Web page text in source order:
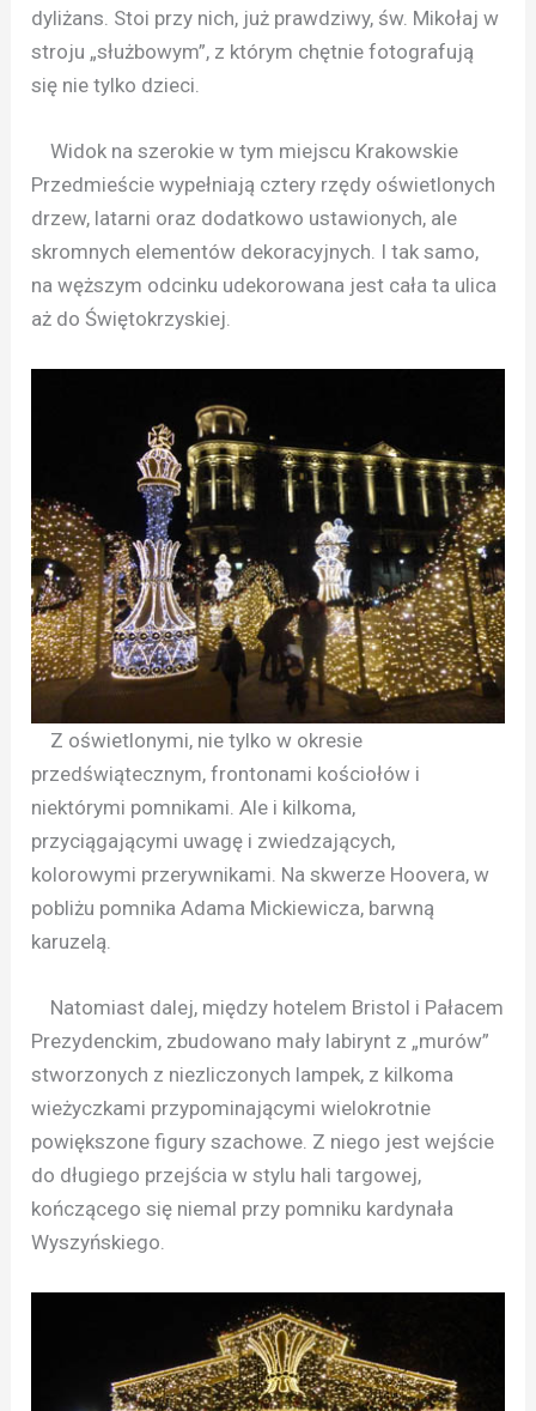
dyliżans. Stoi przy nich, już prawdziwy, św. Mikołaj w
stroju „służbowym”, z którym chętnie fotografują
się nie tylko dzieci.
Widok na szerokie w tym miejscu Krakowskie
Przedmieście wypełniają cztery rzędy oświetlonych
drzew, latarni oraz dodatkowo ustawionych, ale
skromnych elementów dekoracyjnych. I tak samo,
na węższym odcinku udekorowana jest cała ta ulica
aż do Świętokrzyskiej.
Z oświetlonymi, nie tylko w okresie
przedświątecznym, frontonami kościołów i
niektórymi pomnikami. Ale i kilkoma,
przyciągającymi uwagę i zwiedzających,
kolorowymi przerywnikami. Na skwerze Hoovera, w
pobliżu pomnika Adama Mickiewicza, barwną
karuzelą.
Natomiast dalej, między hotelem Bristol i Pałacem
Prezydenckim, zbudowano mały labirynt z „murów”
stworzonych z niezliczonych lampek, z kilkoma
wieżyczkami przypominającymi wielokrotnie
powiększone figury szachowe. Z niego jest wejście
do długiego przejścia w stylu hali targowej,
kończącego się niemal przy pomniku kardynała
Wyszyńskiego.